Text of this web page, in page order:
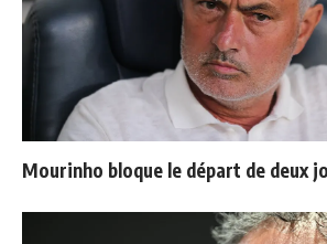
Mourinho bloque le départ de deux